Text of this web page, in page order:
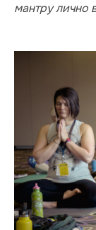
мантру лично